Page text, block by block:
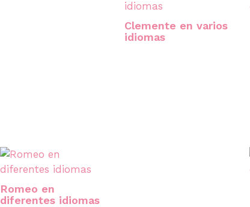
Clemente en varios
idiomas
Romeo en
diferentes idiomas